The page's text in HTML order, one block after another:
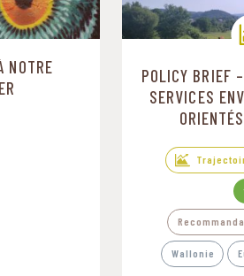
NOTRE
POLICY BRIEF
SERVICES
Wallonie